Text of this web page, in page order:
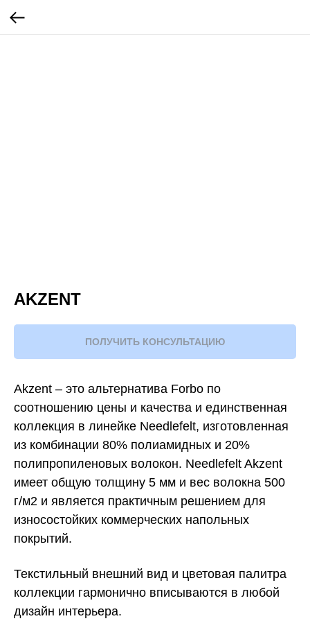
AKZENT
ПОЛУЧИТЬ КОНСУЛЬТАЦИЮ
Akzent – это альтернатива Forbo по
соотношению цены и качества и единственная
коллекция в линейке Needlefelt, изготовленная
из комбинации 80% полиамидных и 20%
полипропиленовых волокон. Needlefelt Akzent
имеет общую толщину 5 мм и вес волокна 500
г/м2 и является практичным решением для
износостойких коммерческих напольных
покрытий.
Текстильный внешний вид и цветовая палитра
коллекции гармонично вписываются в любой
дизайн интерьера.